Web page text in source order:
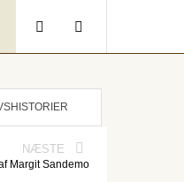
NÆSTE
Margit Sandemo